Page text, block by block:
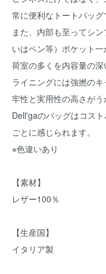
常に便利なトートバッグ
また、内部も至ってシ
いはペン等）ポケット一
荷室の多くを内容量の深
ライニングには強撚の
牢性と実用性の高さがう
Dell'gaのバッグはコス
ごとに感じられます。
※色違いあり
【素材】
レザー100％
【生産国】
イタリア製